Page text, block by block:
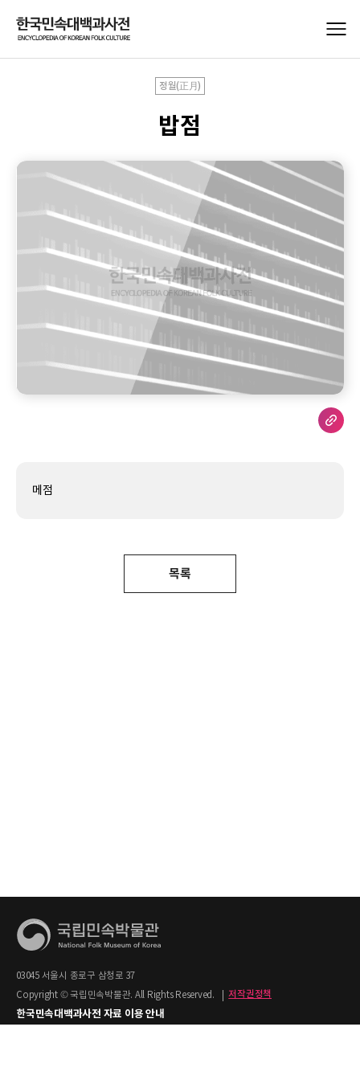
정월(正月)
밥점
메점
목록
03045 서울시 종로구 삼청로 37
Copyright © 국립민속박물관. All Rights Reserved.
저작권정책
한국민속대백과사전 자료 이용 안내